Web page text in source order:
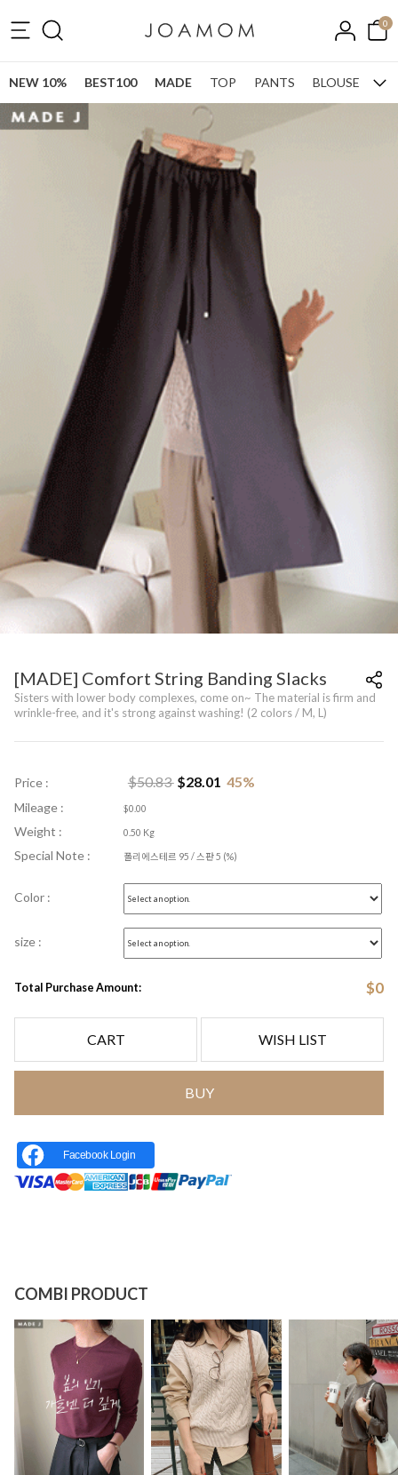
0
NEW 10% BEST100 MADE TOP PANTS BLOUSE
[MADE] Comfort String Banding Slacks
Sisters with lower body complexes, come on~ The material is firm and
wrinkle-free, and it's strong against washing! (2 colors / M, L)
Price : $50.83 $28.01 45%
Mileage : $0.00
Weight : 0.50 Kg
Special Note : 폴리에스테르 95 / 스판 5 (%)
Color :
size :
Total Purchase Amount: $0
CART WISH LIST
BUY
Facebook Login
COMBI PRODUCT